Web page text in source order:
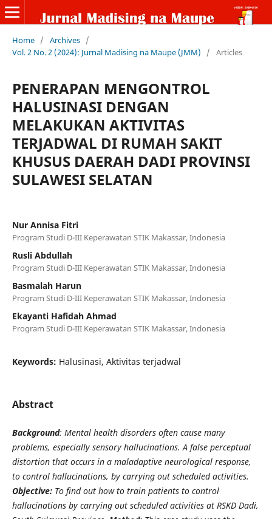
Home / Archives /
Vol. 2 No. 2 (2024): Jurnal Madising na Maupe (JMM)
/ Articles
PENERAPAN MENGONTROL
HALUSINASI DENGAN
MELAKUKAN AKTIVITAS
TERJADWAL DI RUMAH SAKIT
KHUSUS DAERAH DADI PROVINSI
SULAWESI SELATAN
Nur Annisa Fitri
Program Studi D-III Keperawatan STIK Makassar, Indonesia
Rusli Abdullah
Program Studi D-III Keperawatan STIK Makassar, Indonesia
Basmalah Harun
Program Studi D-III Keperawatan STIK Makassar, Indonesia
Ekayanti Hafidah Ahmad
Program Studi D-III Keperawatan STIK Makassar, Indonesia
Keywords: Halusinasi, Aktivitas terjadwal
Abstract
Background: Mental health disorders often cause many
problems, especially sensory hallucinations. A false perceptual
distortion that occurs in a maladaptive neurological response,
to control hallucinations, by carrying out scheduled activities.
Objective:To find out how to train patients to control
hallucinations by carrying out scheduled activities at RSKD Dadi,